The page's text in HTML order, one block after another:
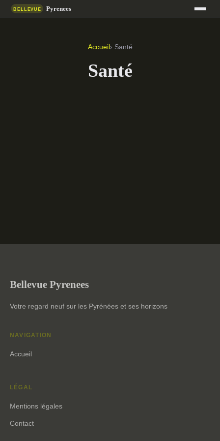
Accueil › Santé
Santé
Bellevue Pyrenees
Votre regard neuf sur les Pyrénées et ses horizons
NAVIGATION
Accueil
LÉGAL
Mentions légales
Contact